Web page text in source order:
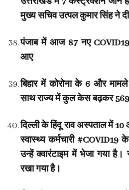
मुख्य सचिव उत्पल कुमार सिंह ने
पंजाब में आज 87 नए
आए
बिहार में कोरोना के 6 और
साथ राज्य में कुल केस बढ़कर 569
दिल्ली के हिंदू राव अस्पताल में
स्वास्थ्य कर्मचारी #COVID19
उन्हें क्वारंटाइम में भेजा गया है।
रखा गया है।